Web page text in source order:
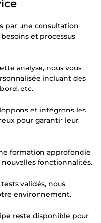
par une consultation
et processus
analyse, nous vous
incluant des
etc.
et intégrons les
pour garantir leur
formation approfondie
fonctionnalités.
validés, nous
environnement.
reste disponible pour